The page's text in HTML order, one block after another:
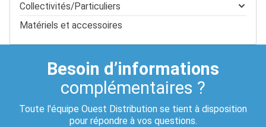
Collectivités/Particuliers
Matériels et accessoires
Besoin d’informations
complémentaires ?
Toute l'équipe Ouest Distribution se tient à disposition
pour répondre à vos questions.